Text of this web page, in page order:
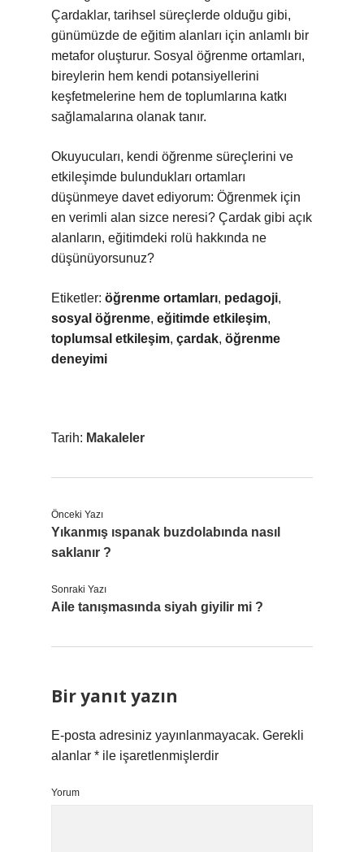
Çardaklar, tarihsel süreçlerde olduğu gibi,
günümüzde de eğitim alanları için anlamlı bir
metafor oluşturur. Sosyal öğrenme ortamları,
bireylerin hem kendi potansiyellerini
keşfetmelerine hem de toplumlarına katkı
sağlamalarına olanak tanır.
Okuyucuları, kendi öğrenme süreçlerini ve
etkileşimde bulundukları ortamları
düşünmeye davet ediyorum: Öğrenmek için
en verimli alan sizce neresi? Çardak gibi açık
alanların, eğitimdeki rolü hakkında ne
düşünüyorsunuz?
Etiketler: öğrenme ortamları, pedagoji,
sosyal öğrenme, eğitimde etkileşim,
toplumsal etkileşim, çardak, öğrenme
deneyimi
Tarih: Makaleler
Önceki Yazı
Yıkanmış ıspanak buzdolabında nasıl
saklanır ?
Sonraki Yazı
Aile tanışmasında siyah giyilir mi ?
Bir yanıt yazın
E-posta adresiniz yayınlanmayacak. Gerekli
alanlar * ile işaretlenmişlerdir
Yorum